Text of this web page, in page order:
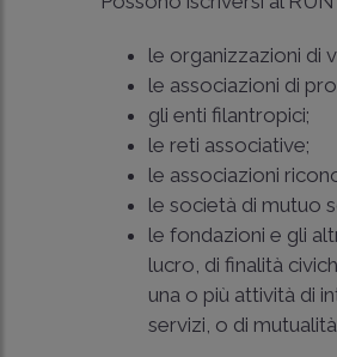
le organizzazioni di
le associazioni di
gli enti filantropici;
le reti associative;
le associazioni
le società di mutuo
le fondazioni e gli
lucro, di finalità
una o più attività di
servizi, o di